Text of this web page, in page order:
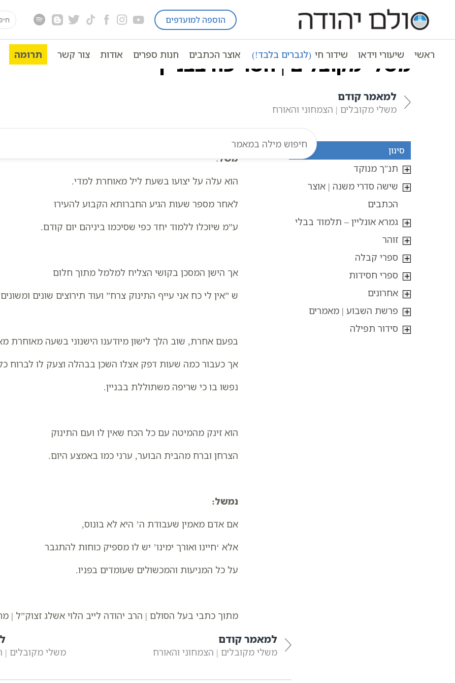
הוספה למועדפים for:
ראשי שיעורי וידאו שידור חי (לגברים בלבד!) אוצר הכתבים חנות ספרים אודות צור קשר תרומה
עמוד ראשי אוצר הכתבים משל ונמשל משלי בעל הסולם משלי מקובלים | השריפה
משלי מקובלים | השריפה בבניין
למאמר קודם
משלי מקובלים | הצמחוני והאורח
משל:
הוא עלה על יצועו בשעת ליל מאוחרת למדי.
לאחר מספר שעות הגיע החברותא הקבוע להעירו
ע”מ שיוכלו ללמוד יחד כפי שסיכמו ביניהם יום קודם.
אך הישן המסכן בקושי הצליח למלמל מתוך חלום
ש ”אין לי כח אני עייף התינוק צרח” ועוד תירוצים שונים
בפעם אחרת, שוב הלך לישון מיודענו הישנוני בשעה מאוחרת
אך כעבור כמה שעות דפק אצלו השכן בבהלה וצעק לו לברוח
נפשו בו כי שריפה משתוללת בבניין.
הוא זינק מהמיטה עם כל הכח שאין לו ועם התינוק
הצרחן וברח מהבית הבוער, ערני כמו באמצע היום.
נמשל:
אם אדם מאמין שעבודת ה’ היא לא בונוס,
אלא ‘חיינו ואורך ימינו’ יש לו מספיק כוחות להתגבר
על כל המניעות והמכשולים שעומדים בפניו.
מתוך כתבי בעל הסולם | הרב יהודה לייב הלוי אשלג זצוק”ל |
סינון
תנ"ך מנוקד
שישה סדרי משנה | אוצר
הכתבים
גמרא אונליין – תלמוד בבלי
זוהר
ספרי קבלה
ספרי חסידות
אחרונים
פרשת השבוע | מאמרים
סידור תפילה
למאמר קודם
משלי מקובלים | הצמחוני והאורח משלי מקובלים